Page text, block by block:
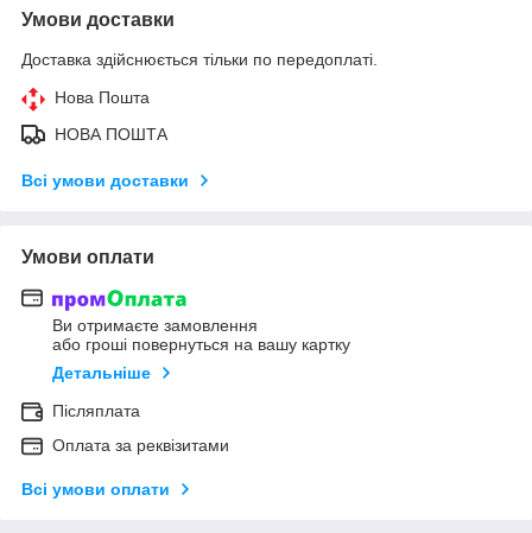
Умови доставки
Доставка здійснюється тільки по передоплаті.
Нова Пошта
НОВА ПОШТА
Всі умови доставки
Умови оплати
Ви отримаєте замовлення
або гроші повернуться на вашу картку
Детальніше
Післяплата
Оплата за реквізитами
Всі умови оплати